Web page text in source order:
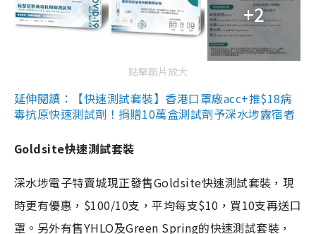
+2
點擊圖片放大
延伸閱讀：【快速測試套裝】香港口罩廠acc+推$18病
毒抗原快速測試劑！捐贈10萬盒測試劑予深水埗露宿者
Goldsite快速測試套裝
深水埗電子特賣城現正發售Goldsite快速測試套裝，現
時更有優惠，$100/10支，平均每支$10，買10支再送口
罩。另外有售YHLO及Green Spring的快速測試套裝，